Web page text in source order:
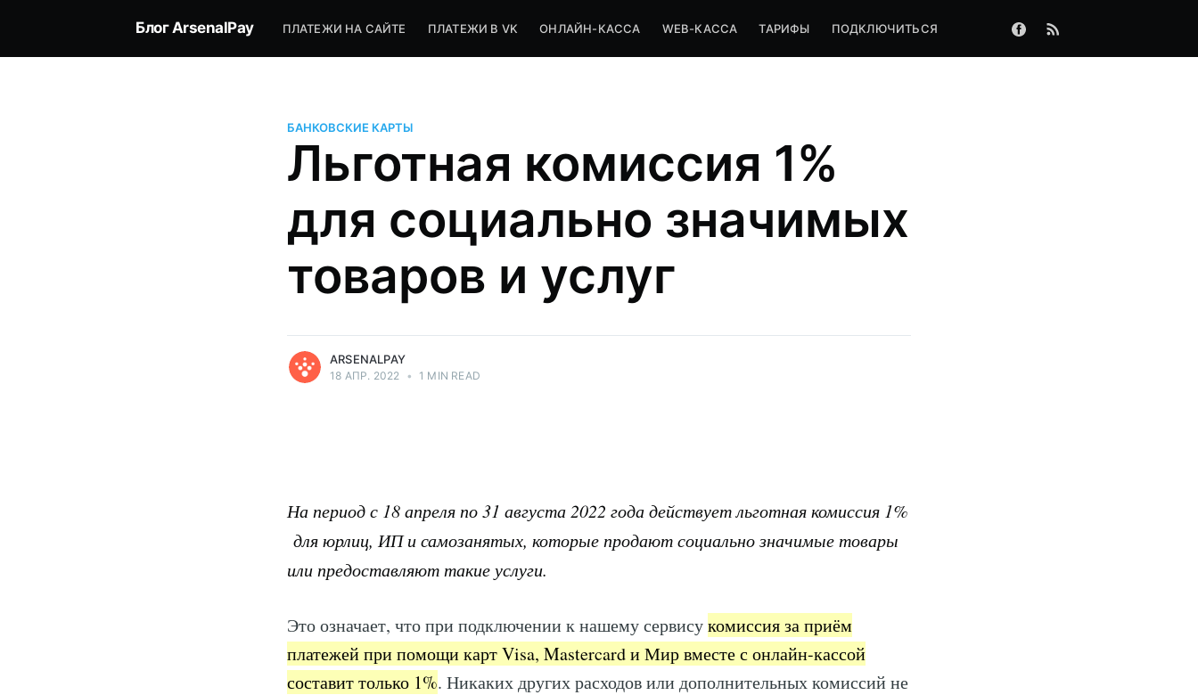
Блог ArsenalPay ПЛАТЕЖИ НА САЙТЕ ПЛАТЕЖИ В VK ОНЛАЙН-КАССА WEB-КАССА ТАРИФЫ ПОДКЛЮЧИТЬСЯ
БАНКОВСКИЕ КАРТЫ
Льготная комиссия 1%
для социально значимых
товаров и услуг
ARSENALPAY
18 АПР. 2022 • 1 MIN READ
На период с 18 апреля по 31 августа 2022 года действует льготная комиссия 1%
для юрлиц, ИП и самозанятых, которые продают социально значимые товары
или предоставляют такие услуги.
Это означает, что при подключении к нашему сервисукомиссия за приём
платежей при помощи карт Visa, Mastercard и Мир вместе с онлайн-кассой
составит только 1%. Никаких других расходов или дополнительных комиссий не